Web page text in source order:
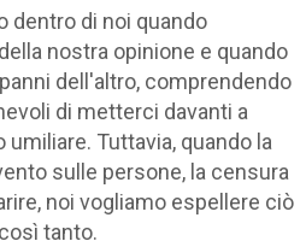
dentro di noi quando
nostra opinione e quando
dell'altro, comprendendo
di metterci davanti a
Tuttavia, quando la
sulle persone, la censura
noi vogliamo espellere ciò
tanto.